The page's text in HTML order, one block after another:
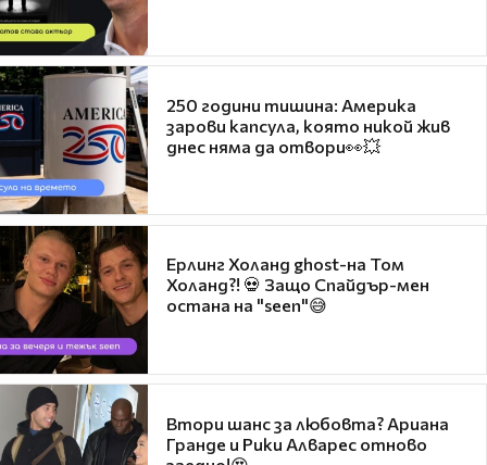
250 години тишина: Америка
зарови капсула, която никой жив
днес няма да отвори👀💥
Ерлинг Холанд ghost-на Том
Холанд?! 💀 Защо Спайдър-мен
остана на "seen"😅
Втори шанс за любовта? Ариана
Гранде и Рики Алварес отново